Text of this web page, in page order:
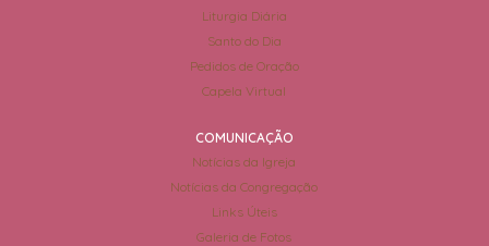
Liturgia Diária
Santo do Dia
Pedidos de Oração
Capela Virtual
COMUNICAÇÃO
Notícias da Igreja
Notícias da Congregação
Links Úteis
Galeria de Fotos